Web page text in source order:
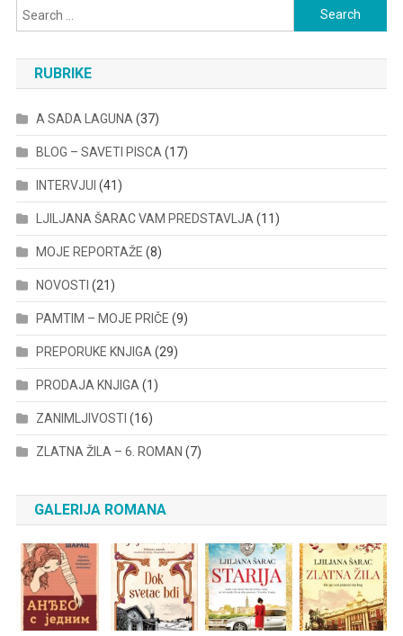
Search
for:
RUBRIKE
A SADA LAGUNA (37)
BLOG – SAVETI PISCA (17)
INTERVJUI (41)
LJILJANA ŠARAC VAM PREDSTAVLJA (11)
MOJE REPORTAŽE (8)
NOVOSTI (21)
PAMTIM – MOJE PRIČE (9)
PREPORUKE KNJIGA (29)
PRODAJA KNJIGA (1)
ZANIMLJIVOSTI (16)
ZLATNA ŽILA – 6. ROMAN (7)
GALERIJA ROMANA